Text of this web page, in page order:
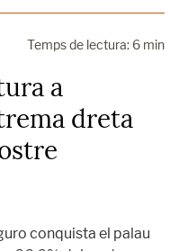
Temps de lectura: 6 min
a
dreta
conquista el palau